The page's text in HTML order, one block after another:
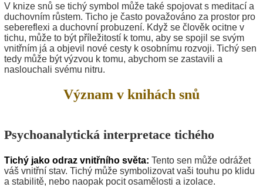
V knize snů se tichý symbol může také spojovat s meditací a
duchovním růstem. Ticho je často považováno za prostor pro
sebereflexi a duchovní probuzení. Když se člověk ocitne v
tichu, může to být příležitostí k tomu, aby se spojil se svým
vnitřním já a objevil nové cesty k osobnímu rozvoji. Tichý sen
tedy může být výzvou k tomu, abychom se zastavili a
naslouchali svému nitru.
Význam v knihách snů
Psychoanalytická interpretace tichého
Tichý jako odraz vnitřního světa: Tento sen může odrážet
váš vnitřní stav. Tichý může symbolizovat vaši touhu po klidu
a stabilitě, nebo naopak pocit osamělosti a izolace.